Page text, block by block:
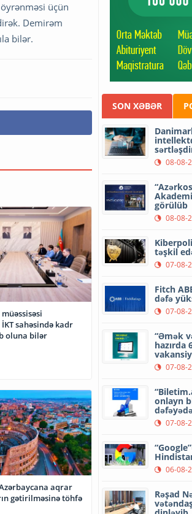
üçün
Demirəm
bilər.
sahəsində kadr
oluna bilər
aqrar
gətirilməsinə töhfə
SON XƏBƏR
08-08-
görülüb
08-08-
təşkil
07-08-
Fitch
dəfə
07-08-
“Əmək
hazırda
07-08-
onlayn
07-08-
06-08-
Rəşad